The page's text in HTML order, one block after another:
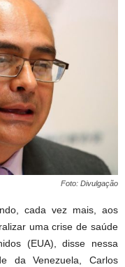
Foto: Divulgação
cada vez mais, aos
uma crise de saúde
(EUA), disse nessa
da Venezuela, Carlos